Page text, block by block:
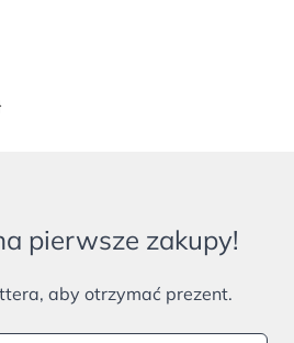
pierwsze zakupy!
aby otrzymać prezent.